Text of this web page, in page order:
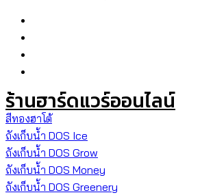
ร้านฮาร์ดแวร์ออนไลน์
สีทองฮาโต้
ถังเก็บน้ำ DOS Ice
ถังเก็บน้ำ DOS Grow
ถังเก็บน้ำ DOS Money
ถังเก็บน้ำ DOS Greenery